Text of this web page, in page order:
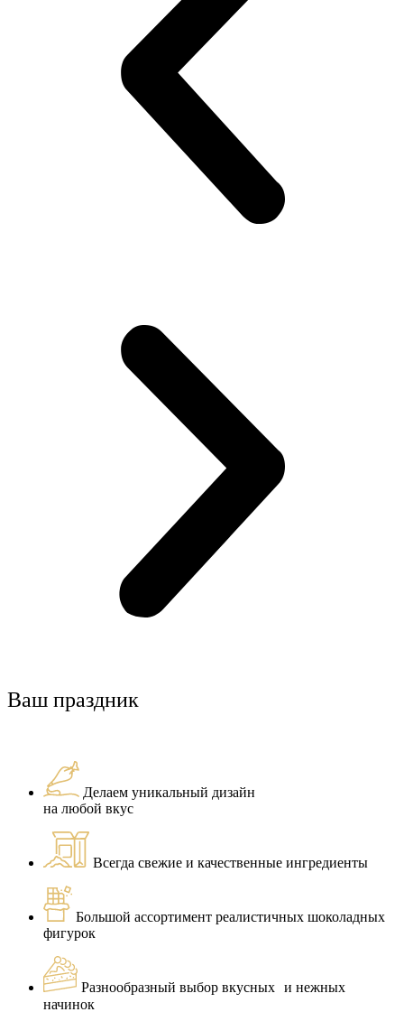
Ваш праздник
Делаем уникальный дизайн
на любой вкус
Всегда свежие и качественные ингредиенты
Большой ассортимент реалистичных шоколадных
фигурок
Разнообразный выбор вкусных и нежных
начинок